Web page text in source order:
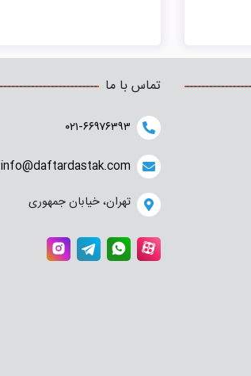
تماس با ما
۰۲۱-۶۶۹۷۶۳۹۳
info@daftardastak.com
تهران، خیابان جمهوری